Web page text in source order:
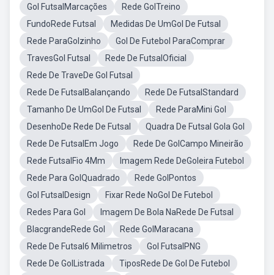
Gol FutsalMarcações
Rede GolTreino
FundoRede Futsal
Medidas De UmGol De Futsal
Rede ParaGolzinho
Gol De Futebol ParaComprar
TravesGol Futsal
Rede De FutsalOficial
Rede De TraveDe Gol Futsal
Rede De FutsalBalançando
Rede De FutsalStandard
Tamanho De UmGol De Futsal
Rede ParaMini Gol
DesenhoDe Rede De Futsal
Quadra De Futsal Gola Gol
Rede De FutsalEm Jogo
Rede De GolCampo Mineirão
Rede FutsalFio 4Mm
Imagem Rede DeGoleira Futebol
Rede Para GolQuadrado
Rede GolPontos
Gol FutsalDesign
Fixar Rede NoGol De Futebol
Redes Para Gol
Imagem De Bola NaRede De Futsal
BlacgrandeRede Gol
Rede GolMaracana
Rede De Futsal6 Milimetros
Gol FutsalPNG
Rede De GolListrada
TiposRede De Gol De Futebol